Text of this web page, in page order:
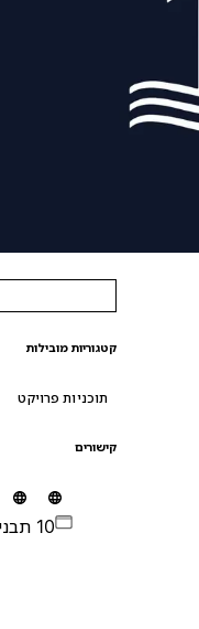
קטגוריות מובילות
תוכניות פרויקט
קישורים
10 תבניות